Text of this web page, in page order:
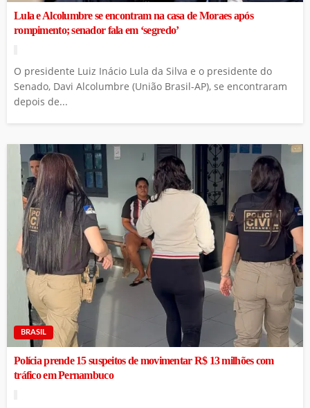
Lula e Alcolumbre se encontram na casa de Moraes após
rompimento; senador fala em ‘segredo’
O presidente Luiz Inácio Lula da Silva e o presidente do
Senado, Davi Alcolumbre (União Brasil-AP), se encontraram
depois de...
BRASIL
Polícia prende 15 suspeitos de movimentar R$ 13 milhões com
tráfico em Pernambuco